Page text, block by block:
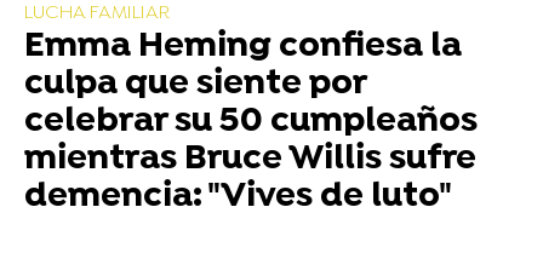
LUCHA FAMILIAR
Emma Heming confiesa la
culpa que siente por
celebrar su 50 cumpleaños
mientras Bruce Willis sufre
demencia: "Vives de luto"